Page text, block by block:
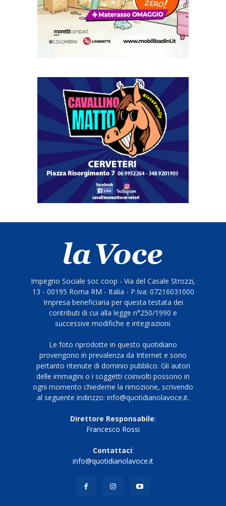
Impegno Sociale soc coop - Via del Casale Strozzi,
13 - 00195 Roma RM - Italia - P.Iva: 07216031000
Impresa beneficiaria per questa testata dei
contributi di cui alla legge n°250/1990 e
successive modifiche e integrazioni.
Le foto riprodotte in questo quotidiano
provengono in prevalenza da Internet e sono
pertanto ritenute di dominio pubblico. Gli autori
delle immagini o i soggetti coinvolti possono in
ogni momento chiederne la rimozione, scrivendo
al seguente indirizzo: info@quotidianolavoce.it.
Direttore Responsabile:
Francesco Rossi
Contattaci:
info@quotidianolavoce.it